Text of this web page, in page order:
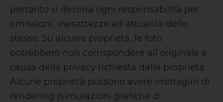
pertanto si declina ogni responsabilità per:
omissioni, inesattezze ed attualità delle
stesse. Su alcune proprietà, le foto
potrebbero non corrispondere all’originale a
causa della privacy richiesta dalla proprietà.
Alcune proprietà possono avere immagini di
rendering (simulazioni grafiche di